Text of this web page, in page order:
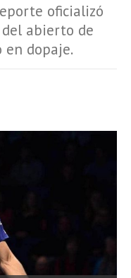
oficializó
abierto de
en dopaje.